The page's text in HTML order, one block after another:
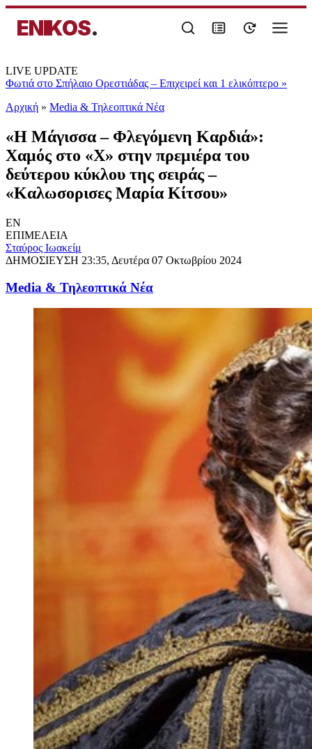
ENIKOS.
LIVE UPDATE
Φωτιά στο Σπήλαιο Ορεστιάδας – Επιχειρεί και 1 ελικόπτερο »
Αρχική » Media & Τηλεοπτικά Νέα
«Η Μάγισσα – Φλεγόμενη Καρδιά»:
Χαμός στο «Χ» στην πρεμιέρα του
δεύτερου κύκλου της σειράς –
«Kαλωσορισες Μαρία Κίτσου»
EN
ΕΠΙΜΕΛΕΙΑ
Σταύρος Ιωακείμ
ΔΗΜΟΣΙΕΥΣΗ 23:35, Δευτέρα 07 Οκτωβρίου 2024
Media & Τηλεοπτικά Νέα